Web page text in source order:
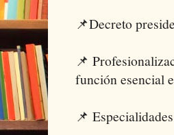
📌Decreto
📌
función esencial
📌